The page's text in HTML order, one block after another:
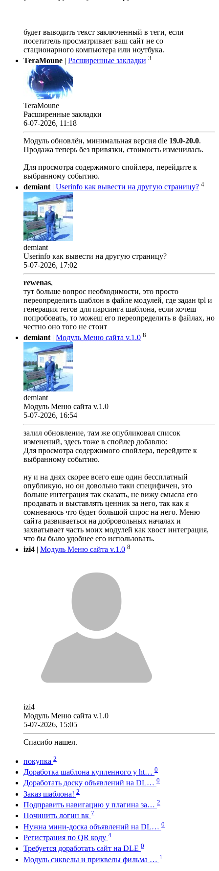
будет выводить текст заключенный в теги, если
посетитель просматривает ваш сайт не со
стационарного компьютера или ноутбука.
TeraMoune | Расширенные закладки 3
TeraMoune
Расширенные закладки
6-07-2026, 11:18
Модуль обновлён, минимальная версия dle 19.0-20.0.
Продажа теперь без привязки, стоимость изменилась.
Для просмотра содержимого спойлера, перейдите к
выбранному событию.
demiant| Userinfo как вывести на другую страницу? 4
demiant
Userinfo как вывести на другую страницу?
5-07-2026, 17:02
rewenas,
тут больше вопрос необходимости, это просто
переопределить шаблон в файле модулей, где задан tpl и
генерация тегов для парсинга шаблона, если хочеш
попробовать, то можеш его переопределить в файлах, но
честно оно того не стоит
demiant | Модуль Меню сайта v.1.0 8
demiant
Модуль Меню сайта v.1.0
5-07-2026, 16:54
залил обновление, там же опубликовал список
изменений, здесь тоже в спойлер добавлю:
Для просмотра содержимого спойлера, перейдите к
выбранному событию.
ну и на днях скорее всего еще один бессплатный
опубликую, но он довольно таки специфичен, это
больше интеграция так сказать, не вижу смысла его
продавать и выставлять ценник за него, так как я
сомневаюсь что будет большой спрос на него. Меню
сайта развиваеться на добровольных началах и
захватывает часть моих модулей как хвост интеграция,
что бы было удобнее его использовать.
izi4 | Модуль Меню сайта v.1.0 8
izi4
Модуль Меню сайта v.1.0
5-07-2026, 15:05
Спасибо нашел.
покупка 2
Доработка шаблона купленного у ht… 0
Доработать доску объявлений на DL… 0
Заказ шаблона! 2
Подправить навигацию у плагина за… 2
Починить логин вк 7
Нужна мини-доска объявлений на DL… 0
Регистрация по QR коду 4
Требуется доработать сайт на DLE 0
Модуль сиквелы и приквелы фильма … 1